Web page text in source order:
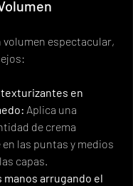
volumen espectacular,
texturizantes en
Aplica una
de crema
las puntas y medios
capas.
manos arrugando el